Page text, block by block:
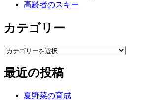
高齢者のスキー
カテゴリー
カ
ゴ
リ
最近の投稿
夏野菜の育成